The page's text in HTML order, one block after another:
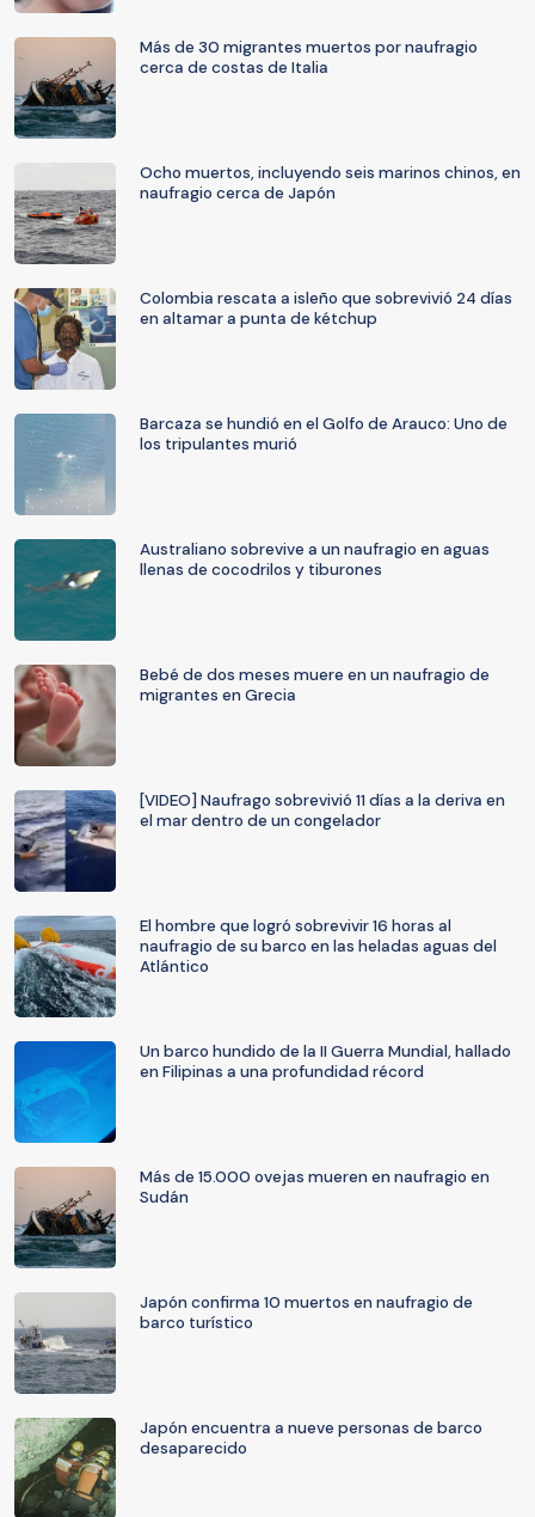
Más de 30 migrantes muertos por naufragio
cerca de costas de Italia
Ocho muertos, incluyendo seis marinos chinos, en
naufragio cerca de Japón
Colombia rescata a isleño que sobrevivió 24 días
en altamar a punta de kétchup
Barcaza se hundió en el Golfo de Arauco: Uno de
los tripulantes murió
Australiano sobrevive a un naufragio en aguas
llenas de cocodrilos y tiburones
Bebé de dos meses muere en un naufragio de
migrantes en Grecia
[VIDEO] Naufrago sobrevivió 11 días a la deriva en
el mar dentro de un congelador
El hombre que logró sobrevivir 16 horas al
naufragio de su barco en las heladas aguas del
Atlántico
Un barco hundido de la II Guerra Mundial, hallado
en Filipinas a una profundidad récord
Más de 15.000 ovejas mueren en naufragio en
Sudán
Japón confirma 10 muertos en naufragio de
barco turístico
Japón encuentra a nueve personas de barco
desaparecido